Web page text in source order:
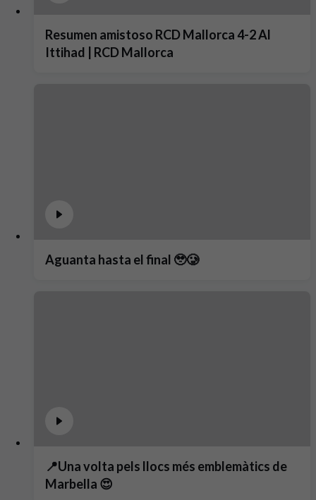
Resumen amistoso RCD Mallorca 4-2 Al
Ittihad | RCD Mallorca
Aguanta hasta el final 🥹🥲
📍Una volta pels llocs més emblemàtics de
Marbella 😍